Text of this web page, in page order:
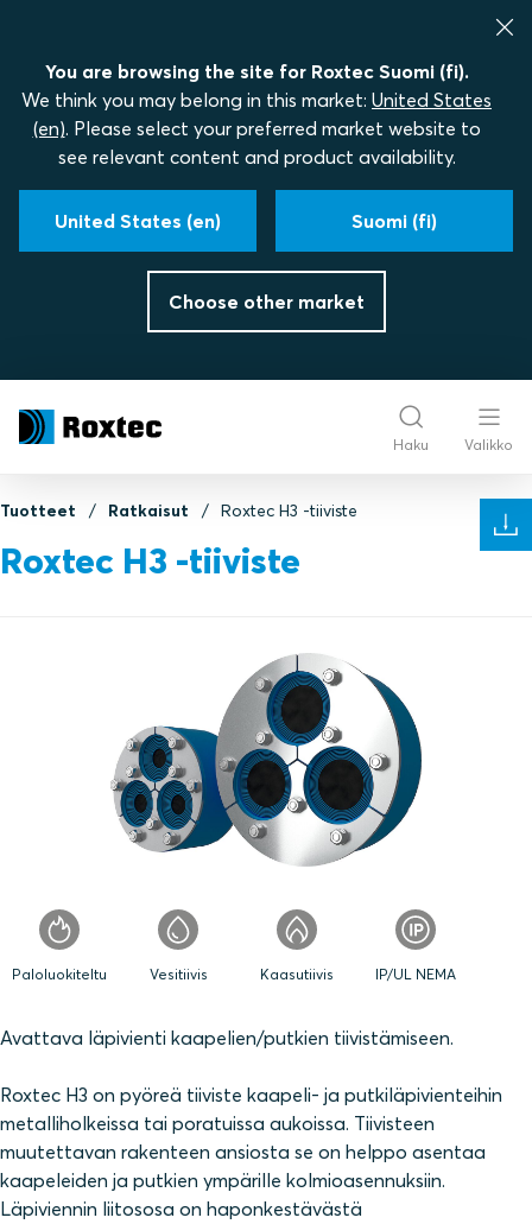
You are browsing the site for Roxtec Suomi (fi).
We think you may belong in this market: United States
(en). Please select your preferred market website to
see relevant content and product availability.
United States (en) Suomi (fi)
Choose other market
Haku Valikko
Tuotteet Ratkaisut Roxtec H3 ‑tiiviste
Roxtec H3 ‑tiiviste
Avattava läpivienti kaapelien/putkien tiivistämiseen.
Roxtec H3 on pyöreä tiiviste kaapeli- ja putkiläpivienteihin
metalliholkeissa tai poratuissa aukoissa. Tiivisteen
muutettavan rakenteen ansiosta se on helppo asentaa
kaapeleiden ja putkien ympärille kolmioasennuksiin.
Läpiviennin liitososa on haponkestävästä
Paloluokiteltu Vesitiivis Kaasutiivis IP/UL NEMA